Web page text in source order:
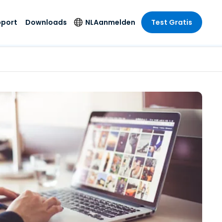
en
Foxpass Wifi Access
& Control
Zero Trust Secure
Workspace
Shield (Anti-
oplichting)
Alle producten
Publieke
& Design
& Accounting
bedrijfstakken
Downloads NL
Français
Italiano
Nederlands
Português
简体中文
繁體中文
Aanmelden Test Gratis